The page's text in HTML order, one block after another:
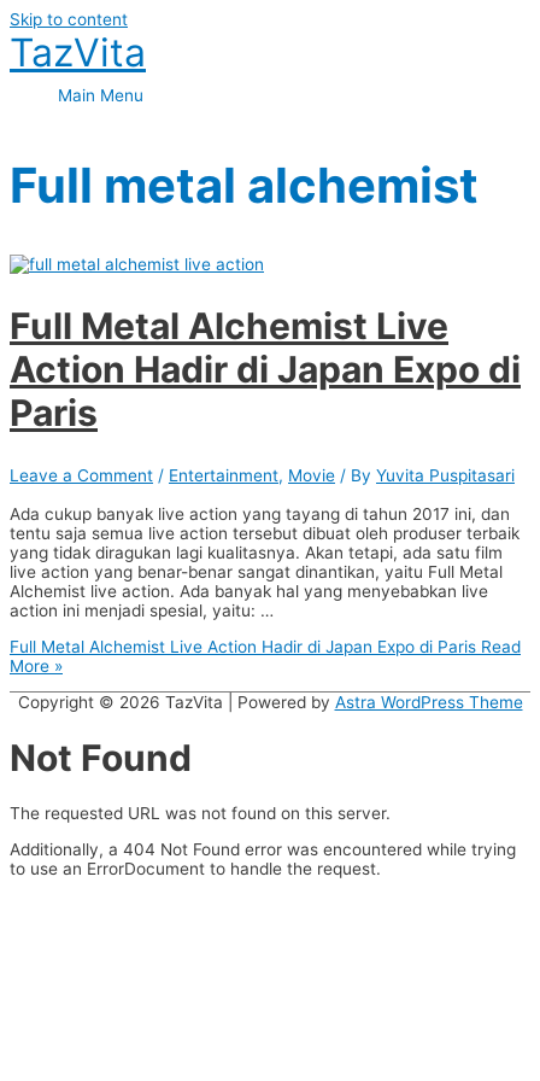
Skip to content
TazVita
Main Menu
Full metal alchemist
Full Metal Alchemist Live
Action Hadir di Japan Expo di
Paris
Leave a Comment / Entertainment, Movie / By Yuvita Puspitasari
Ada cukup banyak live action yang tayang di tahun 2017 ini, dan
tentu saja semua live action tersebut dibuat oleh produser terbaik
yang tidak diragukan lagi kualitasnya. Akan tetapi, ada satu film
live action yang benar-benar sangat dinantikan, yaitu Full Metal
Alchemist live action. Ada banyak hal yang menyebabkan live
action ini menjadi spesial, yaitu: …
Full Metal Alchemist Live Action Hadir di Japan Expo di Paris Read
More »
Copyright © 2026 TazVita | Powered by Astra WordPress Theme
Not Found
The requested URL was not found on this server.
Additionally, a 404 Not Found error was encountered while trying
to use an ErrorDocument to handle the request.